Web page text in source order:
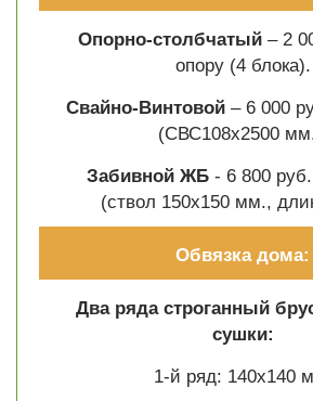
Опорно-столбчатый – 2
опору (4 блока).
Свайно-Винтовой – 6 000
(СВС108х2500
Забивной ЖБ- 6 800
(ствол 150х150 мм.,
Обвязка дома:
Два ряда строганный
сушки:
1-й ряд: 140х140